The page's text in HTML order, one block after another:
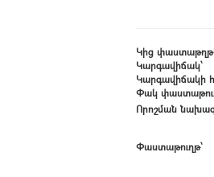
Կից
Կարգավիճակ՝
Կարգավիճակի
Փակ
Որոշման
Փաստաթուղթ՝